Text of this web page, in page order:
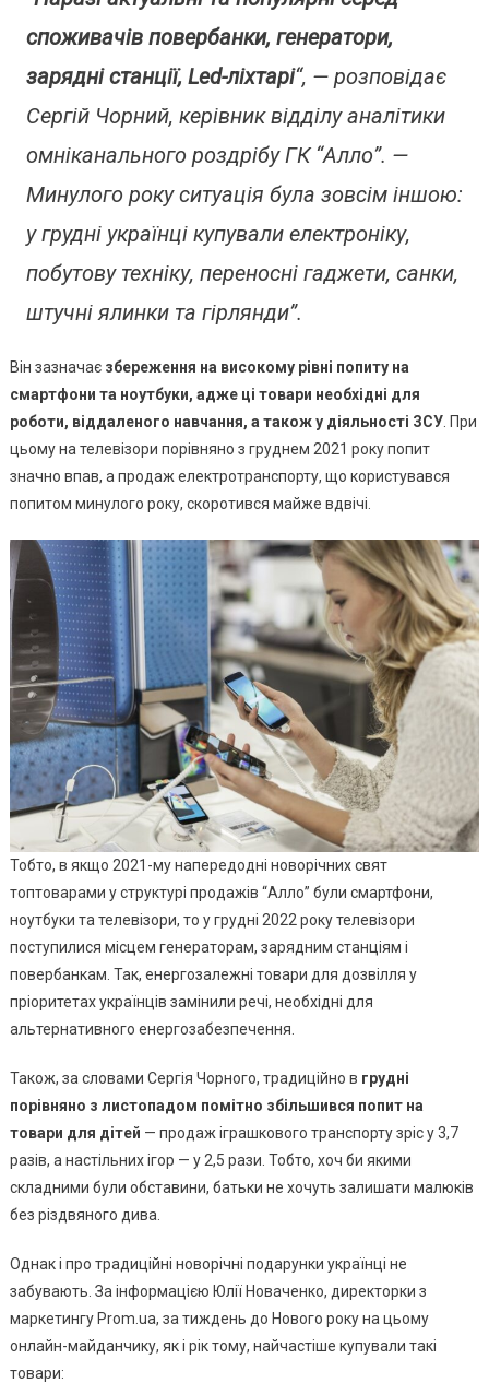
споживачів повербанки, генератори,
зарядні станції, Led-ліхтарі“, — розповідає
Сергій Чорний, керівник відділу аналітики
омніканального роздрібу ГК “Алло”. —
Минулого року ситуація була зовсім іншою:
у грудні українці купували електроніку,
побутову техніку, переносні гаджети, санки,
штучні ялинки та гірлянди”.
Він зазначає збереження на високому рівні попиту на
смартфони та ноутбуки, адже ці товари необхідні для
роботи, віддаленого навчання, а також у діяльності ЗСУ. При
цьому на телевізори порівняно з груднем 2021 року попит
значно впав, а продаж електротранспорту, що користувався
попитом минулого року, скоротився майже вдвічі.
Тобто, в якщо 2021-му напередодні новорічних свят
топтоварами у структурі продажів “Алло” були смартфони,
ноутбуки та телевізори, то у грудні 2022 року телевізори
поступилися місцем генераторам, зарядним станціям і
повербанкам. Так, енергозалежні товари для дозвілля у
пріоритетах українців замінили речі, необхідні для
альтернативного енергозабезпечення.
Також, за словами Сергія Чорного, традиційно в грудні
порівняно з листопадом помітно збільшився попит на
товари для дітей — продаж іграшкового транспорту зріс у 3,7
разів, а настільних ігор — у 2,5 рази. Тобто, хоч би якими
складними були обставини, батьки не хочуть залишати малюків
без різдвяного дива.
Однак і про традиційні новорічні подарунки українці не
забувають. За інформацією Юлії Новаченко, директорки з
маркетингу Prom.ua, за тиждень до Нового року на цьому
онлайн-майданчику, як і рік тому, найчастіше купували такі
товари: